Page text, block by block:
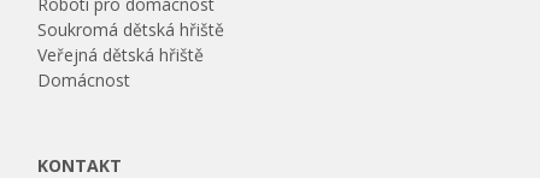
Soukromá dětská hřiště
Veřejná dětská hřiště
Domácnost
KONTAKT